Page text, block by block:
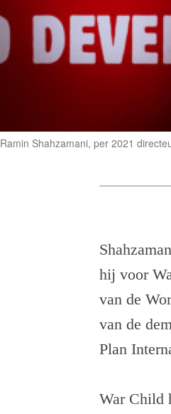
Ramin Shahzamani, per 2021
hij voor
van de
van de
Plan
War Child